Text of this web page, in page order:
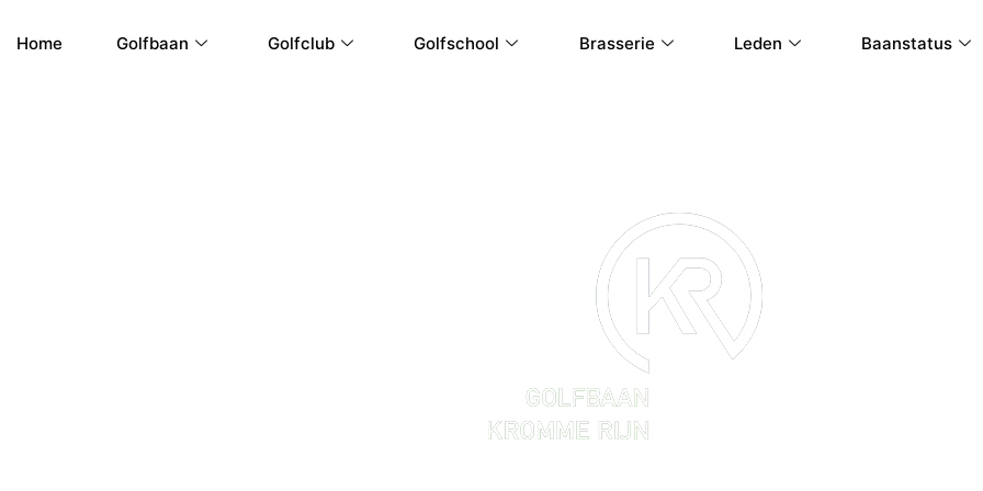
naarHome Golfbaan Golfclub Golfschool Brasserie Leden Baanstatus